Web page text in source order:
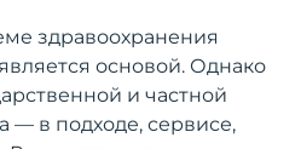
здравоохранения
основой. Однако
и частной
— в подходе, сервисе,